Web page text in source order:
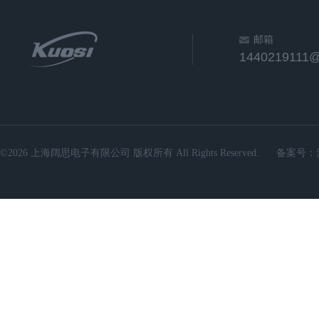
邮箱
©2026 上海阔思电子有限公司 版权所有 All Rights Reserved. 备案号：